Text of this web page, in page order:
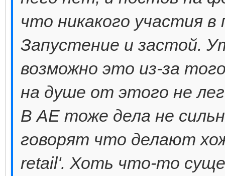
что никакого участия
Запустение и застой.
возможно это из-за
на душе от этого не
В АЕ тоже дела не
говорят что делают
retail'. Хоть что-то